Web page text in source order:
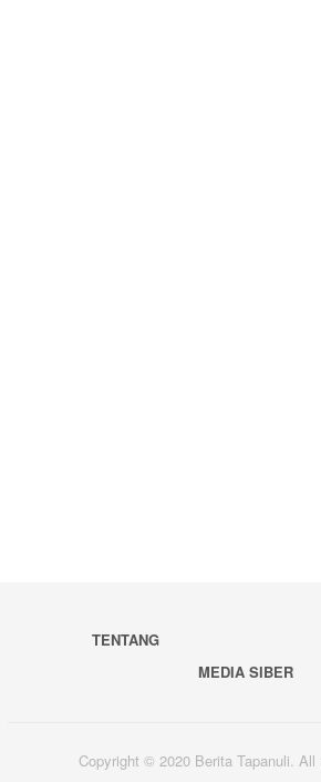
TENTANG
MEDIA SIBER
Copyright © 2020 Berita Tapanuli. All